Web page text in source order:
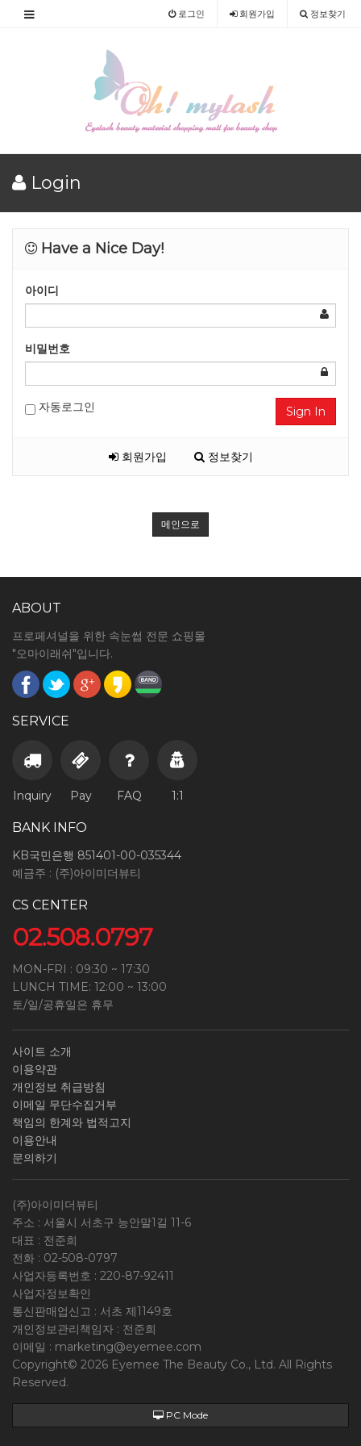
로그인 회원가입 정보찾기
Login
Have a Nice Day!
아이디
비밀번호
자동로그인 Sign In
회원가입 정보찾기
메인으로
ABOUT
프로페셔널을 위한 속눈썹 전문 쇼핑몰
"오마이래쉬"입니다.
SERVICE
Inquiry Pay FAQ 1:1
BANK INFO
KB국민은행 851401-00-035344
예금주 : (주)아이미더뷰티
CS CENTER
02.508.0797
MON-FRI : 09:30 ~ 17:30
LUNCH TIME: 12:00 ~ 13:00
토/일/공휴일은 휴무
사이트 소개
이용약관
개인정보 취급방침
이메일 무단수집거부
책임의 한계와 법적고지
이용안내
문의하기
(주)아이미더뷰티
주소 : 서울시 서초구 능안말1길 11-6
대표 : 전준희
전화 : 02-508-0797
사업자등록번호 : 220-87-92411
사업자정보확인
통신판매업신고 : 서초 제1149호
개인정보관리책임자 : 전준희
이메일 : marketing@eyemee.com
Copyright© 2026 Eyemee The Beauty Co., Ltd. All Rights
Reserved.
PC Mode